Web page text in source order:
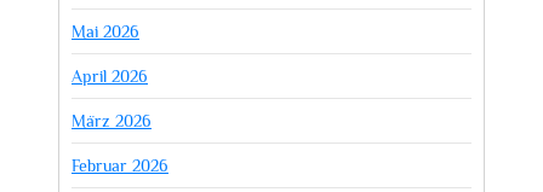
Mai 2026
April 2026
März 2026
Februar 2026